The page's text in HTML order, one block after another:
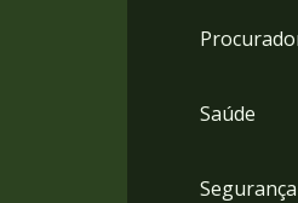
Saúde
Segurança